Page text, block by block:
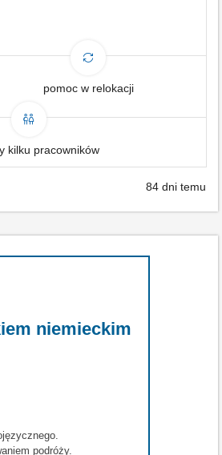
pomoc w relokacji
kilku pracowników
84 dni temu
niemieckim
podróży.